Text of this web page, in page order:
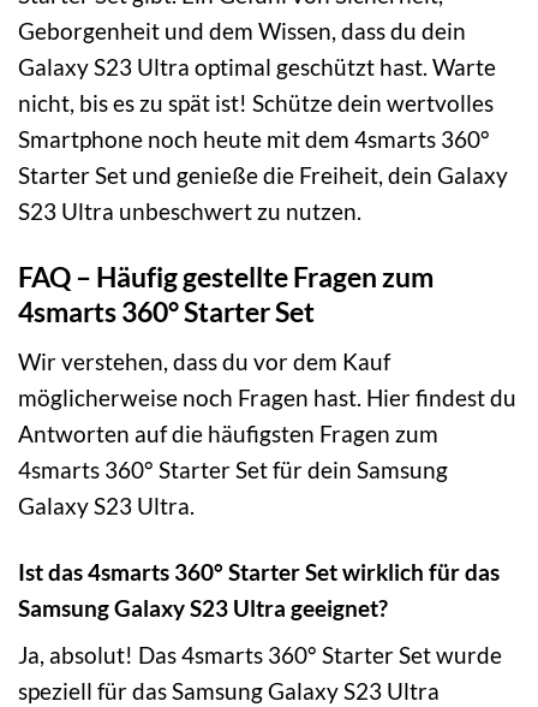
Geborgenheit und dem Wissen, dass du dein
Galaxy S23 Ultra optimal geschützt hast. Warte
nicht, bis es zu spät ist! Schütze dein wertvolles
Smartphone noch heute mit dem 4smarts 360°
Starter Set und genieße die Freiheit, dein Galaxy
S23 Ultra unbeschwert zu nutzen.
FAQ – Häufig gestellte Fragen zum
4smarts 360° Starter Set
Wir verstehen, dass du vor dem Kauf
möglicherweise noch Fragen hast. Hier findest du
Antworten auf die häufigsten Fragen zum
4smarts 360° Starter Set für dein Samsung
Galaxy S23 Ultra.
Ist das 4smarts 360° Starter Set wirklich für das
Samsung Galaxy S23 Ultra geeignet?
Ja, absolut! Das 4smarts 360° Starter Set wurde
speziell für das Samsung Galaxy S23 Ultra